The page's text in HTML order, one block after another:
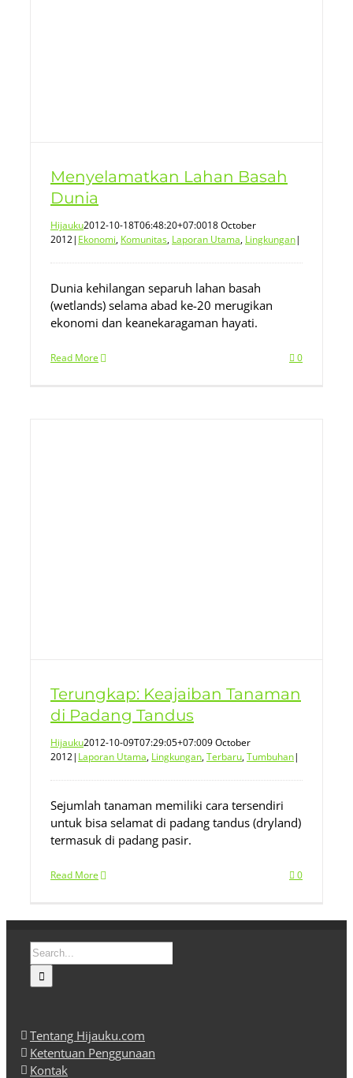
Menyelamatkan Lahan Basah
Dunia
Hijauku2012-10-18T06:48:20+07:0018 October
2012| Ekonomi, Komunitas, Laporan Utama, Lingkungan|
Dunia kehilangan separuh lahan basah
(wetlands) selama abad ke-20 merugikan
ekonomi dan keanekaragaman hayati.
Read More 0
Terungkap: Keajaiban Tanaman
di Padang Tandus
Hijauku2012-10-09T07:29:05+07:009 October
2012| Laporan Utama, Lingkungan,Terbaru,Tumbuhan|
Sejumlah tanaman memiliki cara tersendiri
untuk bisa selamat di padang tandus (dryland)
termasuk di padang pasir.
Read More 0
Search
for:
Tentang Hijauku.com
Ketentuan Penggunaan
Kontak